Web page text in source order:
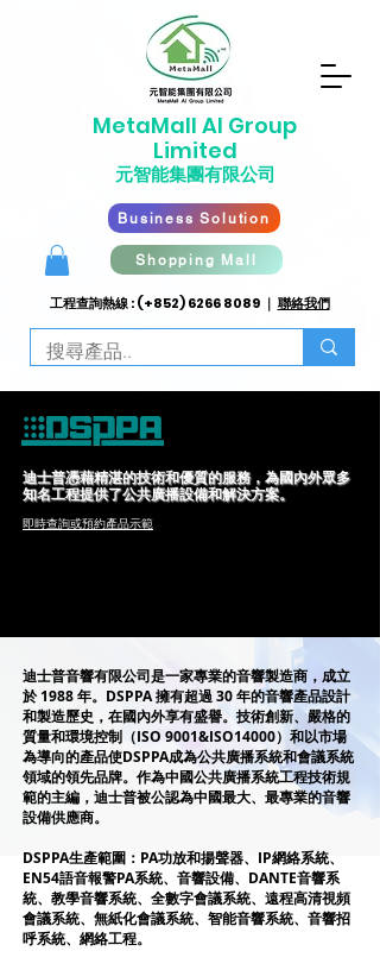
​MetaMall AI Group
Limited
元智能集團有限公司
Business Solution
Shopping Mall
工程查詢熱線 : (+852)6266 8089｜ 聯絡我們
迪士普憑藉精湛的技術和優質的服務，為國內外眾多
知名工程提供了公共廣播設備和解決方案。
即時查詢或​預約產品示範
迪士普音響有限公司是一家專業的音響製造商，成立
於 1988 年。DSPPA 擁有超過 30 年的音響產品設計
和製造歷史，在國內外享有盛譽。技術創新、嚴格的
質量和環境控制（ISO 9001&ISO14000）和以市場
為導向的產品使DSPPA成為公共廣播系統和會議系統
領域的領先品牌。作為中國公共廣播系統工程技術規
範的主編，迪士普被公認為中國最大、最專業的音響
設備供應商。
DSPPA生產範圍：PA功放和揚聲器、IP網絡系統、
EN54語音報警PA系統、音響設備、DANTE音響系
統、教學音響系統、全數字會議系統、遠程高清視頻
會議系統、無紙化會議系統、智能音響系統、音響招
呼系統、網絡工程。